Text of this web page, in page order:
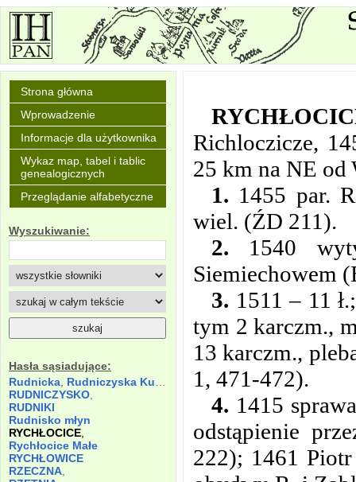
Strona główna
Wprowadzenie
Informacje dla użytkownika
Wykaz map, tabel i tablic
genealogicznych
Przeglądanie alfabetyczne
Wyszukiwanie:
Hasła sąsiadujące:
Rudnicka Rudniczyska Kuźnica
RUDNICZYSKO
RUDNIKI
Rudnisko młyn
RYCHŁOCICE
Rychłocice Małe
RYCHŁOWICE
RZECZNA
Richloczicze,
25 km na NE od
1. 1455 par.
wiel. (ŹD 211).
2. 1540
Siemiechowem
3. 1511 – 11
tym 2 karczm.,
13 karczm.,
1, 471-472).
4. 1415
odstąpienie
222); 1461